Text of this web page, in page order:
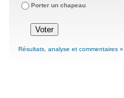
Porter un chapeau
Résultats, analyse et commentaires »